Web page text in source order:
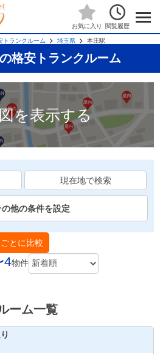
お気に入り 閲覧履歴
トランクルーム 埼玉県 本庄駅
格安トランクルーム
を表示する
現在地で検索
の他の条件を設定
とに比較
4物件
ーム一覧